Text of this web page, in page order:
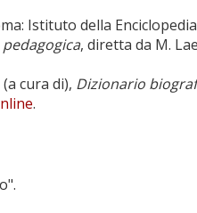
Istituto della
, diretta da M.
(a cura di), Dizionario
.